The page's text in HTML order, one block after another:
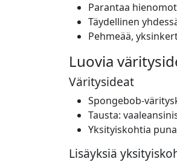
Parantaa
Täydellinen
Pehmeää,
Luovia
Väritysideat
Spongebob-
Tausta:
Yksityiskohtia
Lisäyksiä